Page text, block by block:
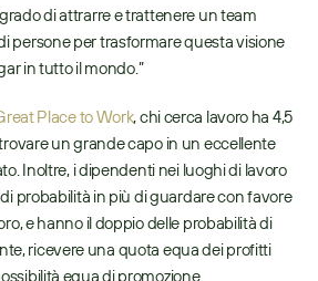
di attrarre e trattenere un team
persone per trasformare questa visione
in tutto il mondo.”
Place to Work, chi cerca lavoro ha 4,5
un grande capo in un eccellente
Inoltre, i dipendenti nei luoghi di lavoro
probabilità in più di guardare con favore
e hanno il doppio delle probabilità di
ricevere una quota equa dei profitti
equa di promozione.